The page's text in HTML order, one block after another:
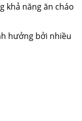
khả năng ăn cháo
hưởng bởi nhiều